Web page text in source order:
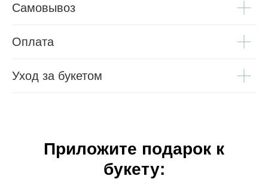
Самовывоз
Оплата
Уход за букетом
Приложите подарок к
букету: